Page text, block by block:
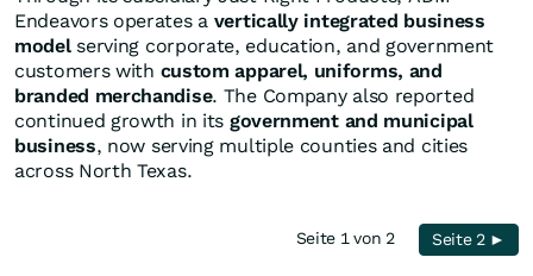
Endeavors operates a vertically integrated business
modelserving corporate, education, and government
customers with custom apparel, uniforms, and
branded merchandise. The Company also reported
continued growth in its government and municipal
business, now serving multiple counties and cities
across North Texas.
Seite 1 von 2 Seite 2 ►